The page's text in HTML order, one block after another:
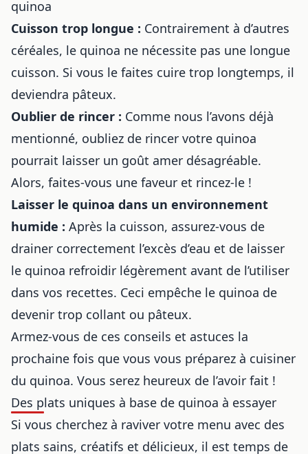
quinoa
Cuisson trop longue : Contrairement à d’autres
céréales, le quinoa ne nécessite pas une longue
cuisson. Si vous le faites cuire trop longtemps, il
deviendra pâteux.
Oublier de rincer : Comme nous l’avons déjà
mentionné, oubliez de rincer votre quinoa
pourrait laisser un goût amer désagréable.
Alors, faites-vous une faveur et rincez-le !
Laisser le quinoa dans un environnement
humide : Après la cuisson, assurez-vous de
drainer correctement l’excès d’eau et de laisser
le quinoa refroidir légèrement avant de l’utiliser
dans vos recettes. Ceci empêche le quinoa de
devenir trop collant ou pâteux.
Armez-vous de ces conseils et astuces la
prochaine fois que vous vous préparez à cuisiner
du quinoa. Vous serez heureux de l’avoir fait !
Des plats uniques à base de quinoa à essayer
Si vous cherchez à raviver votre menu avec des
plats sains, créatifs et délicieux, il est temps de